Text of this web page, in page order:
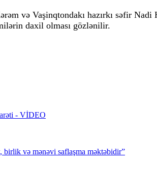
və Vaşinqtondakı hazırkı səfir
daxil olması gözlənilir.
- VİDEO
və mənəvi saflaşma məktəbidir”